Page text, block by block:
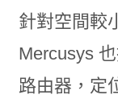
針對空間較
Mercusys
路由器，定